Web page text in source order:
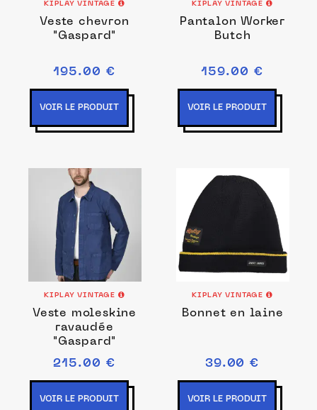
KIPLAY VINTAGE
Veste chevron
"Gaspard"
195.00 €
VOIR LE PRODUIT
KIPLAY VINTAGE
Pantalon Worker
Butch
159.00 €
VOIR LE PRODUIT
KIPLAY VINTAGE
Veste moleskine
ravaudée
"Gaspard"
215.00 €
VOIR LE PRODUIT
KIPLAY VINTAGE
Bonnet en laine
39.00 €
VOIR LE PRODUIT